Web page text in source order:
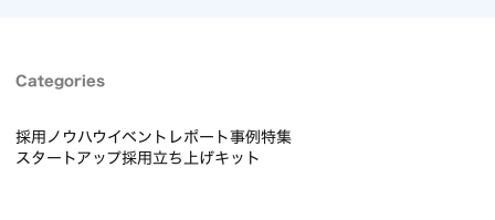
Categories
採用ノウハウイベントレポート事例特集
スタートアップ採用立ち上げキット